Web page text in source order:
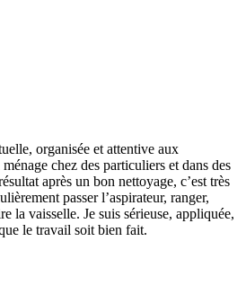
organisée et attentive aux
chez des particuliers et dans des
après un bon nettoyage, c’est très
passer l’aspirateur, ranger,
la vaisselle. Je suis sérieuse, appliquée,
le travail soit bien fait.